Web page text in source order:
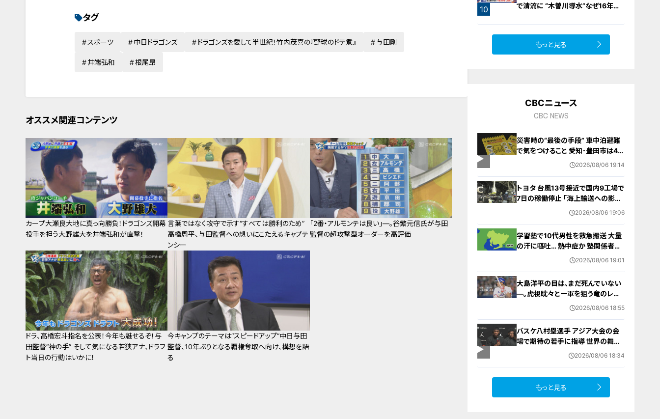
タグ
スポーツ 中日ドラゴンズ ドラゴンズを愛して半世紀！竹内茂喜の『野球のドテ煮』 与田剛
井端弘和 根尾昂
オススメ関連コンテンツ
カープ大瀬良大地に真っ向勝負！ドラゴンズ開幕
投手を担う大野雄大を井端弘和が直撃！
言葉ではなく攻守で示す“すべては勝利のため”
高橋周平、与田監督への想いにこたえるキャプテ
ンシー
「2番・アルモンテは良い」―。谷繁元信氏が与田
監督の超攻撃型オーダーを高評価
ドラ、高橋宏斗指名を公表！今年も魅せるぞ！与
田監督“神の手” そして気になる若狭アナ、ドラフ
ト当日の行動はいかに！
今キャンプのテーマは“スピードアップ”中日与田
監督、10年ぶりとなる覇権奪取へ向け、構想を語
る
10
で清流に “木曽川導水”なぜ16年ぶ
もっと見る
CBCニュース
CBC NEWS
災害時の“最後の手段” 車中泊避難
で気をつけること 愛知･豊田市は4年
前からマニュアル作成 最悪の場合2026/08/06 19:14
トヨタ 台風13号接近で国内9工場で
7日の稼働停止 ｢海上輸送への影響
を踏まえ判断｣ 夏季連休明けの17日
2026/08/06 19:06
学習塾で10代男性を救急搬送 大量
の汗に嘔吐… 熱中症か 塾関係者が
消防に通報 名古屋 2026/08/06 19:01
大島洋平の目は、まだ死んでいない
―。虎視眈々と一軍を狙う竜のレジ
ェンドが明かした現状とドラゴンズ
2026/08/06 18:55
バスケ八村塁選手 アジア大会の会
場で期待の若手に指導 世界の舞台
で戦うために… 愛知国際アリーナ
2026/08/06 18:34
もっと見る